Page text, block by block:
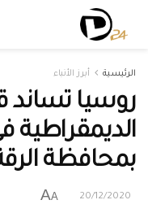
الرئيسية أبرز الأنباء
روسيا تساند
بمحافظة
20/12/2020
A
A